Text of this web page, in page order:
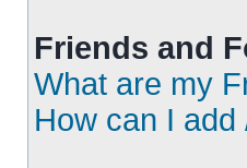
Friends and
What are my
How can I